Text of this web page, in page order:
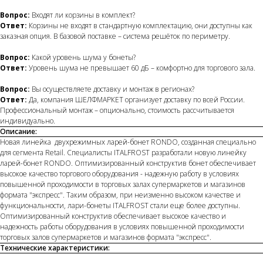
Вопрос: Входят ли корзины в комплект?
Ответ: Корзины не входят в стандартную комплектацию, они доступны как
заказная опция. В базовой поставке – система решёток по периметру.
Вопрос: Какой уровень шума у бонеты?
Ответ: Уровень шума не превышает 60 дБ – комфортно для торгового зала.
Вопрос: Вы осуществляете доставку и монтаж в регионах?
Ответ: Да, компания ШЕЛФМАРКЕТ организует доставку по всей России.
Профессиональный монтаж – опционально, стоимость рассчитывается
индивидуально.
Описание:
Новая линейка двухрежимных ларей-бонет RONDO, созданная специально
для сегмента Retail. Специалисты ITALFROST разработали новую линейку
ларей-бонет RONDO. Оптимизированный конструктив бонет обеспечивает
высокое качество торгового оборудования - надежную работу в условиях
повышенной проходимости в торговых залах супермаркетов и магазинов
формата "экспресс". Таким образом, при неизменно высоком качестве и
функциональности, лари-бонеты ITALFROST стали еще более доступны.
Оптимизированный конструктив обеспечивает высокое качество и
надежность работы оборудования в условиях повышенной проходимости
торговых залов супермаркетов и магазинов формата "экспресс".
Технические характеристики: